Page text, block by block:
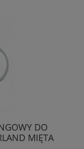
DO
MIĘTA